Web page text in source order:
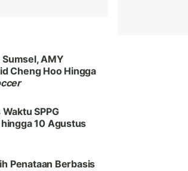
AMY
Cheng Hoo Hingga
SPPG
hingga 10 Agustus
Penataan Berbasis